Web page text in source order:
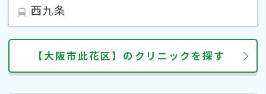
西九条
【大阪市此花区】のクリニックを探す